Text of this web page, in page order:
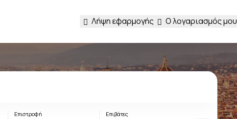
Λήψη εφαρμογής Ο λογαριασμός μου
Επιστροφή Επιβάτες